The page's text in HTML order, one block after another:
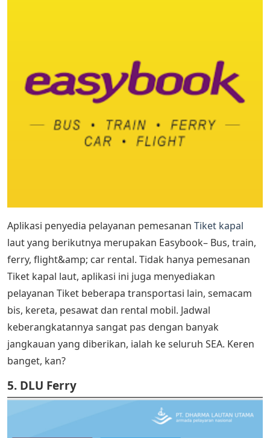
Aplikasi penyedia pelayanan pemesanan Tiket kapal
laut yang berikutnya merupakan Easybook– Bus, train,
ferry, flight&amp; car rental. Tidak hanya pemesanan
Tiket kapal laut, aplikasi ini juga menyediakan
pelayanan Tiket beberapa transportasi lain, semacam
bis, kereta, pesawat dan rental mobil. Jadwal
keberangkatannya sangat pas dengan banyak
jangkauan yang diberikan, ialah ke seluruh SEA. Keren
banget, kan?
5. DLU Ferry